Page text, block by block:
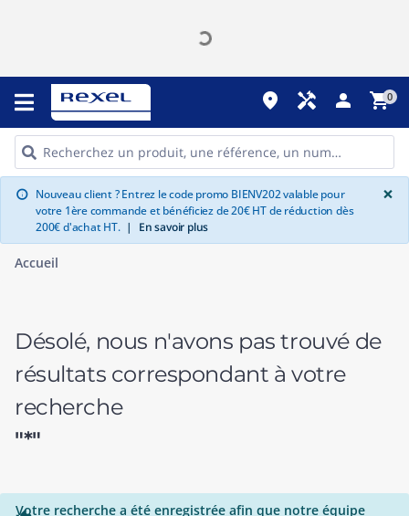
place handyman person shopping_cart0
info Nouveau client ? Entrez le code promo BIENV202 valable pour
votre 1ère commande et bénéficiez de 20€ HT de réduction dès
200€ d'achat HT. | En savoir plus
×
Accueil
Désolé, nous n'avons pas trouvé de
résultats correspondant à votre
recherche
"*"
Votre recherche a été enregistrée afin que notre équipe